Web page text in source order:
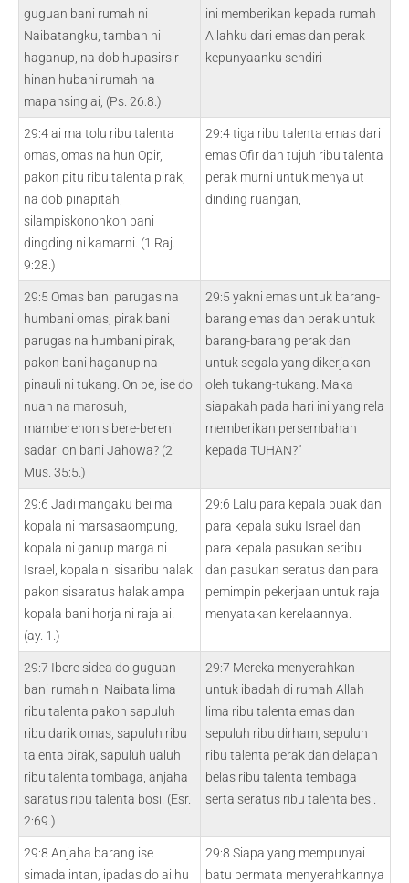
guguan bani rumah ni
Naibatangku, tambah ni
haganup, na dob hupasirsir
hinan hubani rumah na
mapansing ai, (Ps. 26:8.)
ini memberikan kepada rumah
Allahku dari emas dan perak
kepunyaanku sendiri
29:4 ai ma tolu ribu talenta
omas, omas na hun Opir,
pakon pitu ribu talenta pirak,
na dob pinapitah,
silampiskononkon bani
dingding ni kamarni. (1 Raj.
9:28.)
29:4 tiga ribu talenta emas dari
emas Ofir dan tujuh ribu talenta
perak murni untuk menyalut
dinding ruangan,
29:5 Omas bani parugas na
humbani omas, pirak bani
parugas na humbani pirak,
pakon bani haganup na
pinauli ni tukang. On pe, ise do
nuan na marosuh,
mamberehon sibere-bereni
sadari on bani Jahowa? (2
Mus. 35:5.)
29:5 yakni emas untuk barang-
barang emas dan perak untuk
barang-barang perak dan
untuk segala yang dikerjakan
oleh tukang-tukang. Maka
siapakah pada hari ini yang rela
memberikan persembahan
kepada TUHAN?”
29:6 Jadi mangaku bei ma
kopala ni marsasaompung,
kopala ni ganup marga ni
Israel, kopala ni sisaribu halak
pakon sisaratus halak ampa
kopala bani horja ni raja ai.
(ay. 1.)
29:6 Lalu para kepala puak dan
para kepala suku Israel dan
para kepala pasukan seribu
dan pasukan seratus dan para
pemimpin pekerjaan untuk raja
menyatakan kerelaannya.
29:7 Ibere sidea do guguan
bani rumah ni Naibata lima
ribu talenta pakon sapuluh
ribu darik omas, sapuluh ribu
talenta pirak, sapuluh ualuh
ribu talenta tombaga, anjaha
saratus ribu talenta bosi. (Esr.
2:69.)
29:7 Mereka menyerahkan
untuk ibadah di rumah Allah
lima ribu talenta emas dan
sepuluh ribu dirham, sepuluh
ribu talenta perak dan delapan
belas ribu talenta tembaga
serta seratus ribu talenta besi.
29:8 Anjaha barang ise
simada intan, ipadas do ai hu
29:8 Siapa yang mempunyai
batu permata menyerahkannya